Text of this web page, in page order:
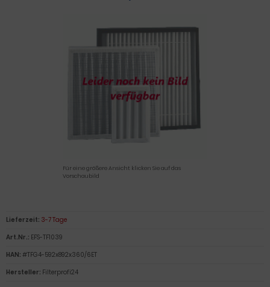
Für eine größere Ansicht klicken Sie auf das
Vorschaubild
Lieferzeit: 3-7 Tage
Art.Nr.: EFS-TF1039
HAN: #TFG4-592x892x360/6ET
Hersteller: Filterprofi24